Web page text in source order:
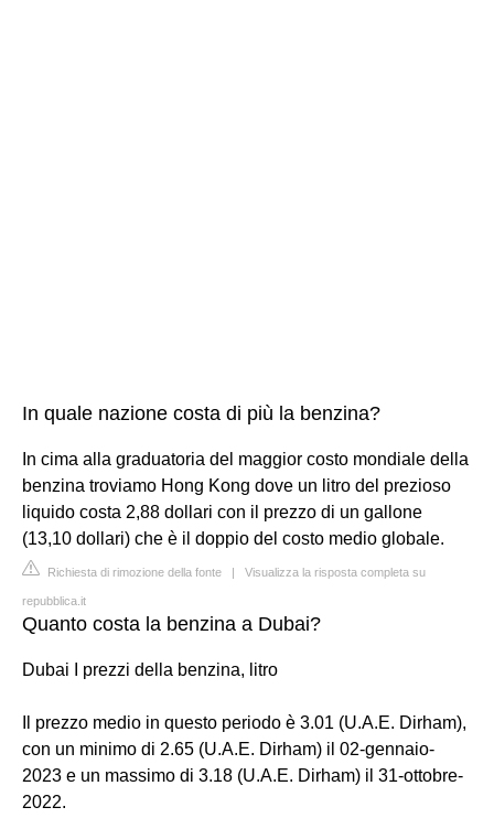
In quale nazione costa di più la benzina?
In cima alla graduatoria del maggior costo mondiale della
benzina troviamo Hong Kong dove un litro del prezioso
liquido costa 2,88 dollari con il prezzo di un gallone
(13,10 dollari) che è il doppio del costo medio globale.
Richiesta di rimozione della fonte | Visualizza la risposta completa su
repubblica.it
Quanto costa la benzina a Dubai?
Dubai I prezzi della benzina, litro
Il prezzo medio in questo periodo è 3.01 (U.A.E. Dirham),
con un minimo di 2.65 (U.A.E. Dirham) il 02-gennaio-
2023 e un massimo di 3.18 (U.A.E. Dirham) il 31-ottobre-
2022.